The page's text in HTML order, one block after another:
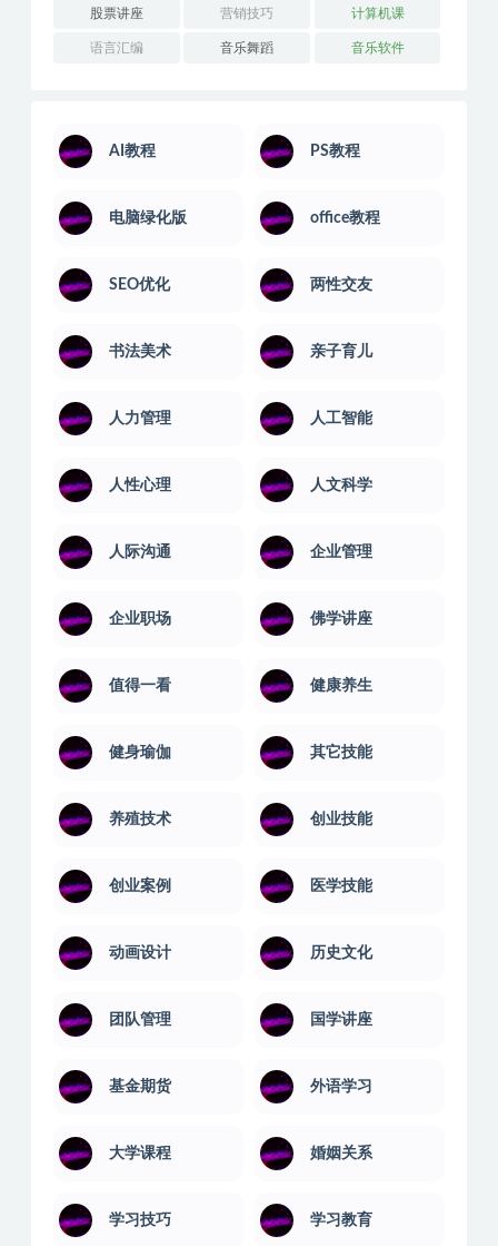
股票讲座 营销技巧 计算机课
语言汇编 音乐舞蹈 音乐软件
AI教程 PS教程
电脑绿化版 office教程
SEO优化 两性交友
书法美术 亲子育儿
人力管理 人工智能
人性心理 人文科学
人际沟通 企业管理
企业职场 佛学讲座
值得一看 健康养生
健身瑜伽 其它技能
养殖技术 创业技能
创业案例 医学技能
动画设计 历史文化
团队管理 国学讲座
基金期货 外语学习
大学课程 婚姻关系
学习技巧 学习教育